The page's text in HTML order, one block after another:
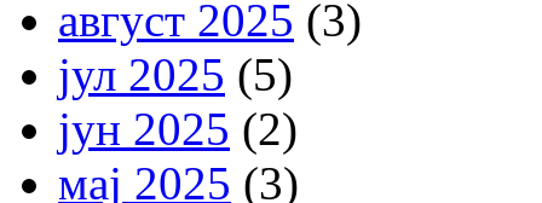
август 2025 (3)
јул 2025 (5)
јун 2025 (2)
мај 2025 (3)